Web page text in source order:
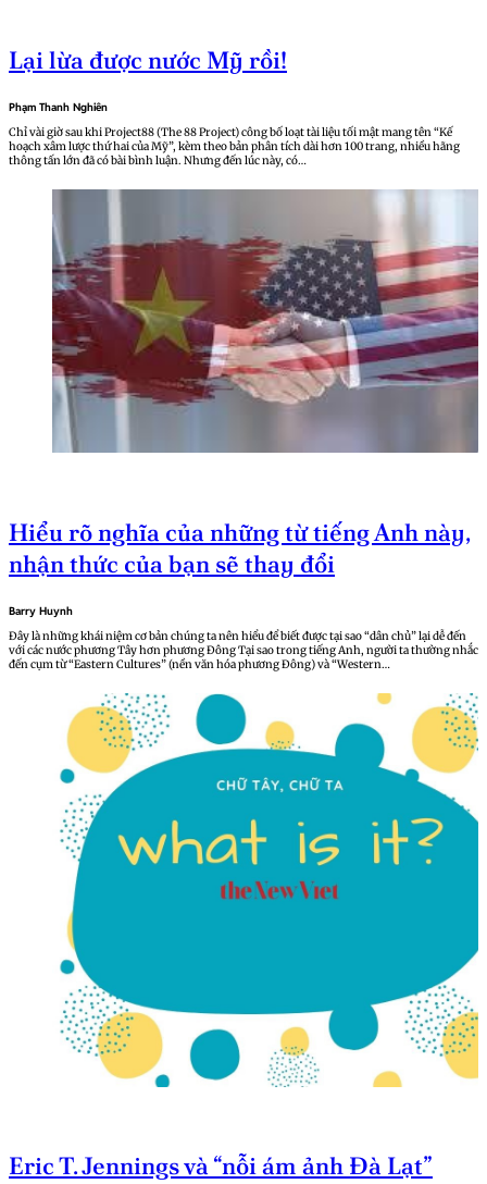
Lại lừa được nước Mỹ rồi!
Phạm Thanh Nghiên
Chỉ vài giờ sau khi Project88 (The 88 Project) công bố loạt tài liệu tối mật mang tên “Kế
hoạch xâm lược thứ hai của Mỹ”, kèm theo bản phân tích dài hơn 100 trang, nhiều hãng
thông tấn lớn đã có bài bình luận. Nhưng đến lúc này, có…
Hiểu rõ nghĩa của những từ tiếng Anh này,
nhận thức của bạn sẽ thay đổi
Barry Huynh
Đây là những khái niệm cơ bản chúng ta nên hiểu để biết được tại sao “dân chủ” lại dễ đến
với các nước phương Tây hơn phương Đông Tại sao trong tiếng Anh, người ta thường nhắc
đến cụm từ “Eastern Cultures” (nền văn hóa phương Đông) và “Western…
Eric T. Jennings và “nỗi ám ảnh Đà Lạt”